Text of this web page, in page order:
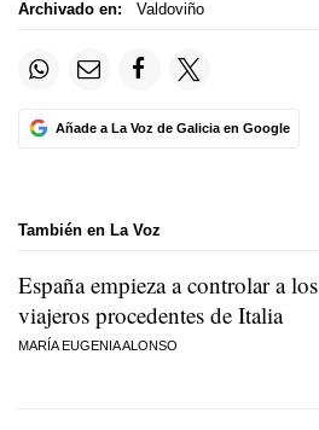
Archivado en: Valdoviño
Añade a La Voz de Galicia en Google
También en La Voz
España empieza a controlar a los
viajeros procedentes de Italia
MARÍA EUGENIA ALONSO